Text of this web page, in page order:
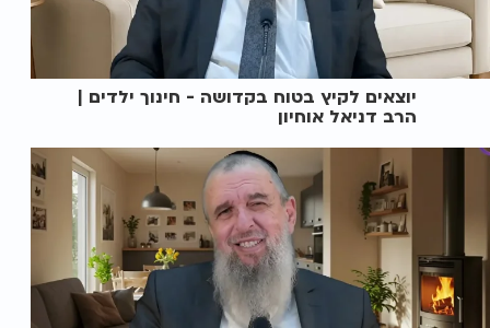
יוצאים לקיץ בטוח בקדושה - חינוך ילדים |
הרב דניאל אוחיון